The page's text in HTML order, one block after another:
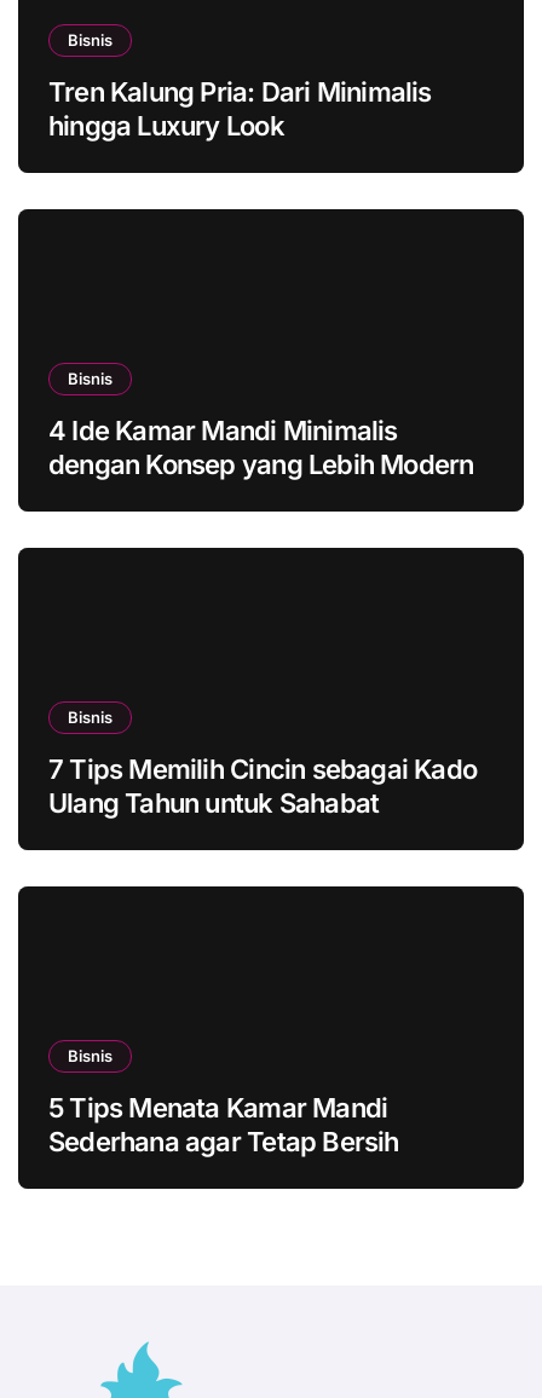
Bisnis
Tren Kalung Pria: Dari Minimalis
hingga Luxury Look
Bisnis
4 Ide Kamar Mandi Minimalis
dengan Konsep yang Lebih Modern
Bisnis
7 Tips Memilih Cincin sebagai Kado
Ulang Tahun untuk Sahabat
Bisnis
5 Tips Menata Kamar Mandi
Sederhana agar Tetap Bersih